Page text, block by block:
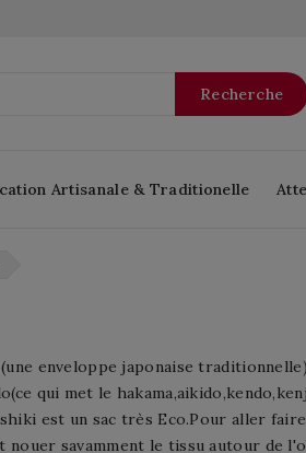
Recherche
Artisanale & Traditionelle
enveloppe japonaise
qui met le
est un sac très Eco.Pour aller
nouer savamment le tissu autour de